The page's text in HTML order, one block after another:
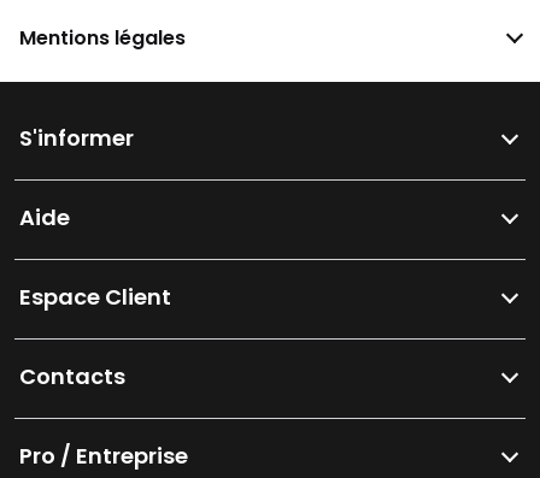
Mentions légales
S'informer
Aide
Espace Client
Contacts
Pro / Entreprise